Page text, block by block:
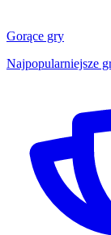
Gorące gry
Najpopularniejsze